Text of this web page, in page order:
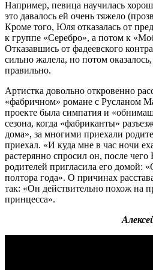
Например, певица научилась
это давалось ей очень тяжело
Кроме того, Юля отказалась от
к группе «Серебро», а потом к
Отказавшись от фадеевского
сильно жалела, но потом оказалось,
правильно.
Артистка довольно откровенно
«фабричном» романе с Русланом
проекте была симпатия и
сезона, когда «фабриканты»
дома», за многими приехали
приехал. «И куда мне в час ночи
растерянно спросил он, после
родителей пригласила его домой:
полтора года». О причинах
так: «Он действительно похож на
принцесса».